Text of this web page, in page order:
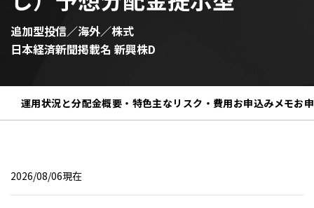
追加型投信／海外／株式
日本経済新聞掲載名 新興株D
運用状況と分配金概要・特色主なリスク・費用お申込みメモお
2026/08/06現在